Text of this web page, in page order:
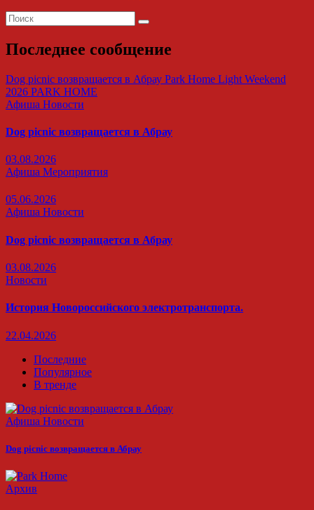
Последнее сообщение
Dog picnic возвращается в Абрау Park Home Light Weekend
2026 PARK HOME
Афиша Новости
Dog picnic возвращается в Абрау
03.08.2026
Афиша Мероприятия
05.06.2026
Афиша Новости
Dog picnic возвращается в Абрау
03.08.2026
Новости
История Новороссийского электротранспорта.
22.04.2026
Последние
Популярное
В тренде
Афиша Новости
Dog picnic возвращается в Абрау
Архив